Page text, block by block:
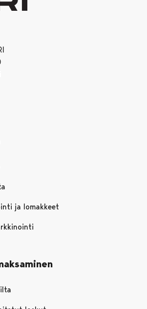
Facebookissa
välilehdessä
Instagramissa
välilehdessä
kaupunki Youtubessa
uudessa välilehdessä
ja lomakkeet